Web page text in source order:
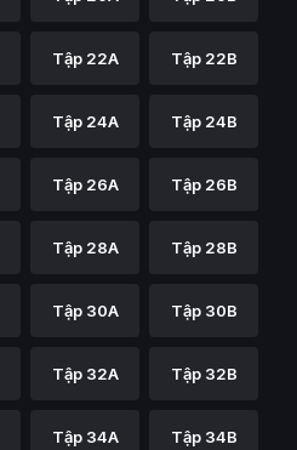
Tập 22A Tập 22B
Tập 24A Tập 24B
Tập 26A Tập 26B
Tập 28A Tập 28B
Tập 30A Tập 30B
Tập 32A Tập 32B
Tập 34A Tập 34B